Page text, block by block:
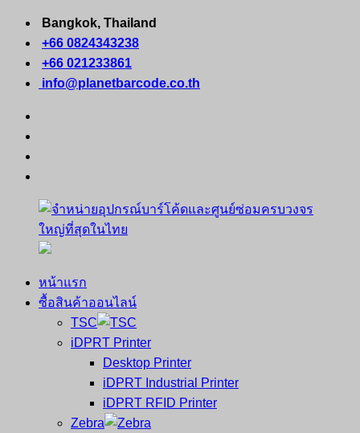
Skip
content
Bangkok, Thailand
+66 0824343238
+66 021233861
info@planetbarcode.co.th
จำหน่าย
คอมพิวเตอร์
หน้าแรก
ซื้อสินค้าออนไลน์
TSC
iDPRT Printer
Desktop Printer
iDPRT Industrial Printer
iDPRT RFID Printer
Zebra